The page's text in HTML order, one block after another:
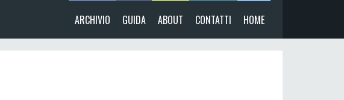
ARCHIVIO GUIDA ABOUT CONTATTI HOME